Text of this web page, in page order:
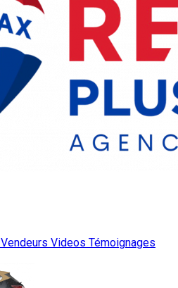
Vendeurs Videos Témoignages